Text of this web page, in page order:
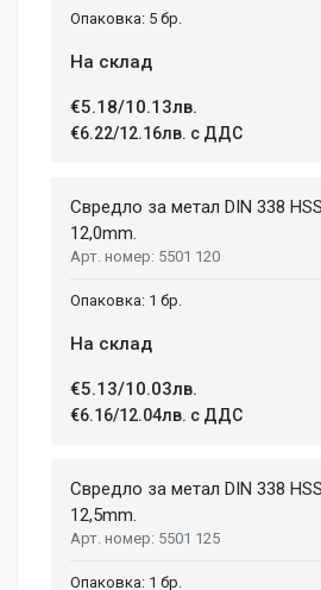
5 бр.
На склад
€5.18/10.13лв.
€6.22/12.16лв. с ДДС
Свредло за метал DIN 338
12,0mm.
5501 120
1 бр.
На склад
€5.13/10.03лв.
€6.16/12.04лв. с ДДС
Свредло за метал DIN 338
12,5mm.
5501 125
1 бр.